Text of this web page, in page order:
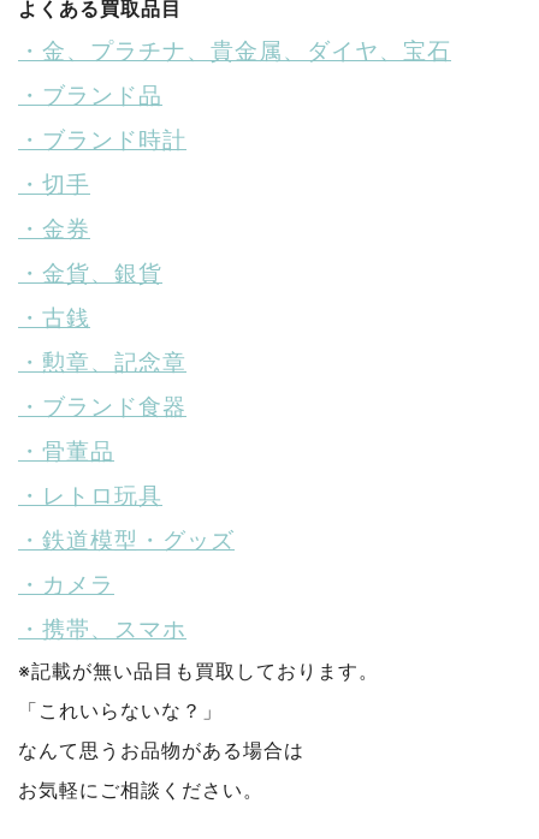
よくある買取品目
・金、プラチナ、貴金属、ダイヤ、宝石
・ブランド品
・ブランド時計
・切手
・金券
・金貨、銀貨
・古銭
・勲章、記念章
・ブランド食器
・骨董品
・レトロ玩具
・鉄道模型・グッズ
・カメラ
・携帯、スマホ
※記載が無い品目も買取しております。
「これいらないな？」
なんて思うお品物がある場合は
お気軽にご相談ください。